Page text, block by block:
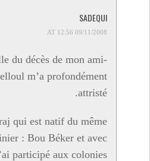
SADEQUI
09/11/2008 AT 12:56
du décès de mon ami-
m’a profondément
attristé.
qui est natif du même
: Bou Béker et avec
participé aux colonies